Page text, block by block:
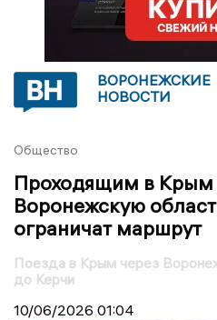
ВОРОНЕЖСКИЕ
НОВОСТИ
Общество
Проходящим в Крым
Воронежскую
ограничат маршрут
Поезда в Крым через
до Керчи
10/06/2026 01:04